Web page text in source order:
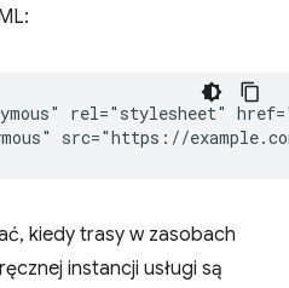
rel="stylesheet"
kiedy trasy w zasobach
instancji usługi są